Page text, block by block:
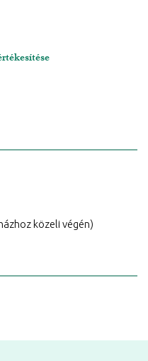
közeli végén)